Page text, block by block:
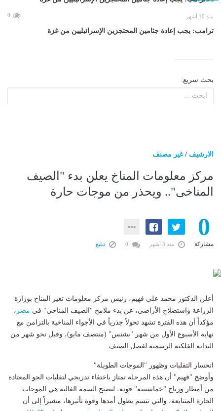
منذ 10 أشهر 0
ترامب: يجب إعادة جثامين المحتجزين الإسرائيليين من غزة
بحث سريع:
الارشيف /غير مصنف
مركز معلومات المناخ يعلن بدء "الصيف
المناخى".. ويحذر من موجات حارة
0
مشاركة منذ 3 أشهر تبليغ
أعلن الدكتور محمد علي فهيم، رئيس مركز معلومات تغير المناخ بوزارة
الزراعة واستصلاح الأراضي، عن بدء ملامح "الصيف المناخي" في مصر ،
مؤكداً أن هذه الفترة تشهد تحولاً جذرياً في الأجواء المناخية بالتزامن مع
نهاية الأسبوع الأول من شهر "بشنس" (منتصف مايو)، وقبل نحو شهر من
البداية الفلكية الرسمية لفصل الصيف.
انحسار التقلبات وظهور "الموجات الطويلة"
وأوضح "فهيم" أن هذه المرحلة تمتاز باختفاء تدريجي لتقلبات الجو المعتادة
من أمطار ورياح "خماسينية" قوية، لتصبح السمة الغالبة هي الموجات
الحارة المتتابعة، والتي تتسم بطول أمدها وقوة تأثيرها، مشيراً إلى أن